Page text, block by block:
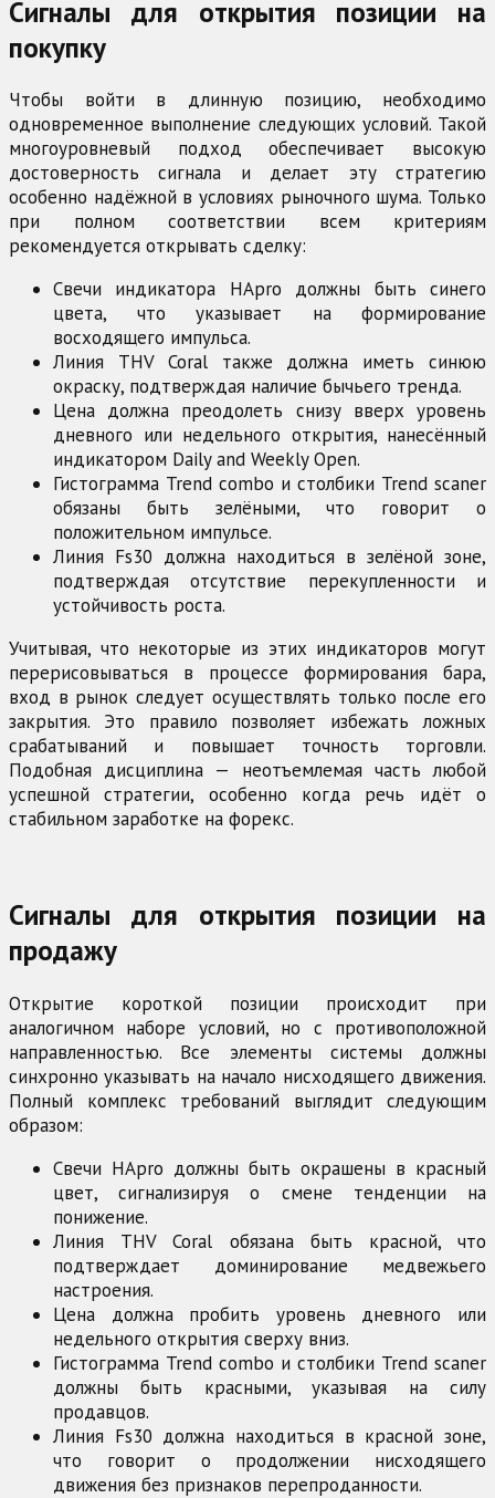
Сигналы для открытия позиции на
покупку
Чтобы войти в длинную позицию, необходимо
одновременное выполнение следующих условий. Такой
многоуровневый подход обеспечивает высокую
достоверность сигнала и делает эту стратегию
особенно надёжной в условиях рыночного шума. Только
при полном соответствии всем критериям
рекомендуется открывать сделку:
Свечи индикатора HApro должны быть синего
цвета, что указывает на формирование
восходящего импульса.
Линия THV Coral также должна иметь синюю
окраску, подтверждая наличие бычьего тренда.
Цена должна преодолеть снизу вверх уровень
дневного или недельного открытия, нанесённый
индикатором Daily and Weekly Open.
Гистограмма Trend combo и столбики Trend scaner
обязаны быть зелёными, что говорит о
положительном импульсе.
Линия Fs30 должна находиться в зелёной зоне,
подтверждая отсутствие перекупленности и
устойчивость роста.
Учитывая, что некоторые из этих индикаторов могут
перерисовываться в процессе формирования бара,
вход в рынок следует осуществлять только после его
закрытия. Это правило позволяет избежать ложных
срабатываний и повышает точность торговли.
Подобная дисциплина — неотъемлемая часть любой
успешной стратегии, особенно когда речь идёт о
стабильном заработке на форекс.
Сигналы для открытия позиции на
продажу
Открытие короткой позиции происходит при
аналогичном наборе условий, но с противоположной
направленностью. Все элементы системы должны
синхронно указывать на начало нисходящего движения.
Полный комплекс требований выглядит следующим
образом:
Свечи HApro должны быть окрашены в красный
цвет, сигнализируя о смене тенденции на
понижение.
Линия THV Coral обязана быть красной, что
подтверждает доминирование медвежьего
настроения.
Цена должна пробить уровень дневного или
недельного открытия сверху вниз.
Гистограмма Trend combo и столбики Trend scaner
должны быть красными, указывая на силу
продавцов.
Линия Fs30 должна находиться в красной зоне,
что говорит о продолжении нисходящего
движения без признаков перепроданности.